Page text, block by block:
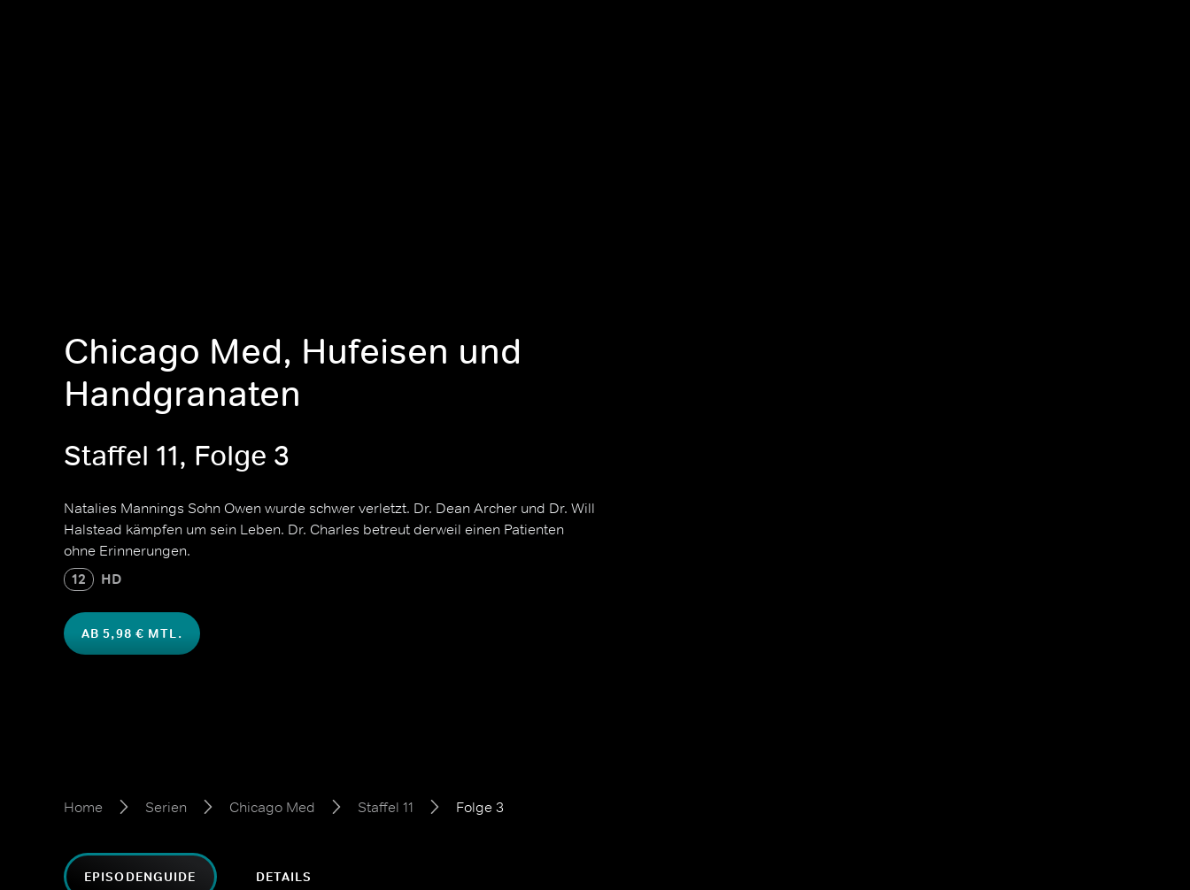
Chicago Med, Hufeisen und
Handgranaten
Staffel 11, Folge 3
Natalies Mannings Sohn Owen wurde schwer verletzt. Dr. Dean Archer und Dr. Will
Halstead kämpfen um sein Leben. Dr. Charles betreut derweil einen Patienten
ohne Erinnerungen.
12 HD
AB 5,98 € MTL.
Home Serien Chicago Med Staffel 11 Folge 3
EPISODENGUIDE DETAILS